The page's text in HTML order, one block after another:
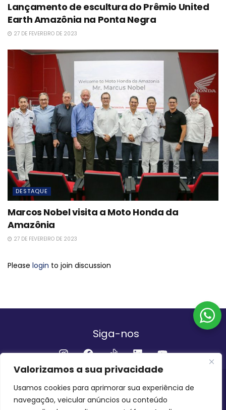
Valorizamos a sua privacidade
Usamos cookies para aprimorar sua experiência de
navegação, veicular anúncios ou conteúdo
Lançamento de escultura do Prêmio United
Earth Amazônia na Ponta Negra
27 DE FEVEREIRO DE 2023
DESTAQUE
Marcos Nobel visita a Moto Honda da
Amazônia
27 DE FEVEREIRO DE 2023
Please login to join discussion
Siga-nos
Institucional
QUEM SOMOS FALE CONOSCO